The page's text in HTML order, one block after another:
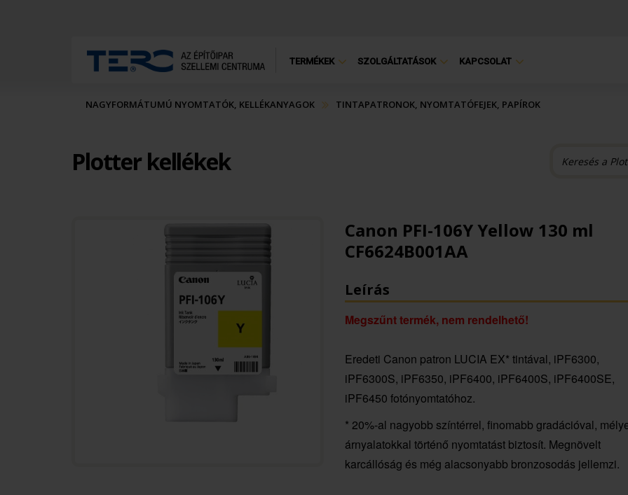
TERMÉKEK SZOLGÁLTATÁSOK KAPCSOLAT
NAGYFORMÁTUMÚ NYOMTATÓK, KELLÉKANYAGOK TINTAPATRONOK, NYOMTATÓFEJEK, PAPÍROK
Plotter kellékek
Canon PFI-106Y Yellow 130 ml
CF6624B001AA
Leírás
Megszűnt termék, nem rendelhető!
Eredeti Canon patron LUCIA EX* tintával, iPF6300,
iPF6300S, iPF6350, iPF6400, iPF6400S, iPF6400SE,
iPF6450 fotónyomtatóhoz.
* 20%-al nagyobb színtérrel, finomabb gradációval,
árnyalatokkal történő nyomtatást biztosít. Megnövelt
karcállóság és még alacsonyabb bronzosodás jellemzi.